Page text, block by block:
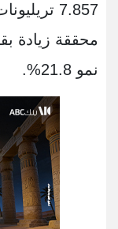
نمو 21.8%.